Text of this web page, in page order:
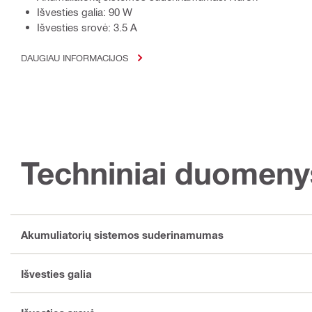
Išvesties galia: 90 W
Išvesties srovė: 3.5 A
DAUGIAU INFORMACIJOS
Techniniai
Akumuliatorių sistemos suderinamumas
Išvesties galia